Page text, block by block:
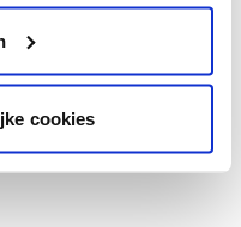
cookies
van de lichtinval
check-up